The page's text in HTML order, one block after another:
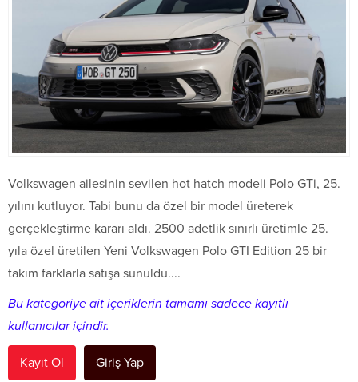
Volkswagen ailesinin sevilen hot hatch modeli Polo GTi, 25.
yılını kutluyor. Tabi bunu da özel bir model üreterek
gerçekleştirme kararı aldı. 2500 adetlik sınırlı üretimle 25.
yıla özel üretilen Yeni Volkswagen Polo GTI Edition 25 bir
takım farklarla satışa sunuldu....
Bu kategoriye ait içeriklerin tamamı sadece kayıtlı
kullanıcılar içindir.
Kayıt Ol Giriş Yap